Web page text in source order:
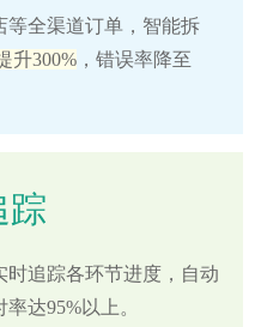
等全渠道订单，智能拆
升300% ，错误率降至
时追踪各环节进度 ，自动
达95%以上。